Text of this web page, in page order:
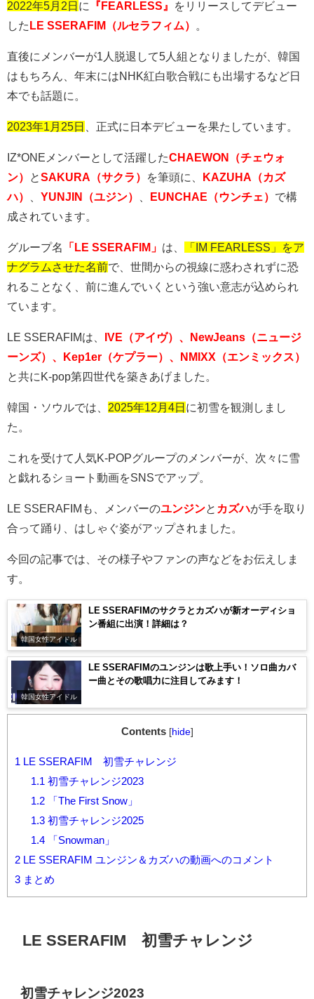
2022年5月2日 に 『FEARLESS』
をリリースしてデビュー
した
LE SSERAFIM（ルセラフィム）
直後にメンバーが1 人脱退して5 人組となりましたが、韓国
はもちろん、年末にはNHK紅白歌合戦にも出場するなど日
本でも話題に。
2023年1月25日 、正式に日本デビューを果たしています。
IZ*ONEメンバーとして活躍したCHAEWON（チェウォ
ン）
とSAKURA（サクラ） を筆頭に、
KAZUHA（カズ
ハ）
YUNJIN（ユジン） EUNCHAE（ウンチェ） で構
成されています。
グループ名 「LE SSERAFIM」 は、
「IM FEARLESS」をア
ナグラムさせた名前で、世間からの視線に惑わされずに恐
れることなく、前に進んでいくという強い意志が込められ
ています。
LE SSERAFIMは、 IVE（アイヴ）
、NewJeans（ニュージ
ーンズ）、Kep1er（ケプラー）、NMIXX（エンミックス）
と共にK-pop第四世代を築きあげました。
韓国・ソウルでは、 2025年12月4日 に初雪を観測しまし
た。
これを受けて人気K-POPグループのメンバーが、次々に雪
と戯れるショート動画をSNSでアップ。
LE SSERAFIM も、メンバーのユンジンと カズハが手を取り
合って踊り、はしゃぐ姿がアップされました。
今回の記事では、その様子やファンの声などをお伝えしま
す。
韓国女性アイドル
LE SSERAFIMのサクラとカズハが新オーディショ
ン番組に出演！詳細は？
韓国女性アイドル
LE SSERAFIMのユンジンは歌上手い！ソロ曲カバ
ー曲とその歌唱力に注目してみます！
Contents [hide]
1 LE SSERAFIM 初雪チャレンジ
1.1 初雪チャレンジ2023
1.2「The First Snow」
1.3初雪チャレンジ2025
1.4「Snowman」
2 LE SSERAFIM ユンジン＆カズハの動画へのコメント
3 まとめ
LE SSERAFIM 初雪チャレンジ
初雪チャレンジ2023